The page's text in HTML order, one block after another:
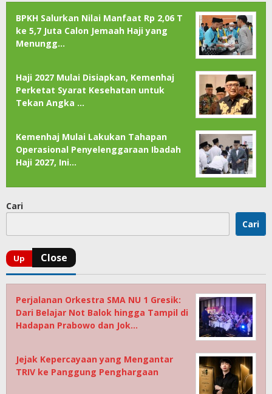
BPKH Salurkan Nilai Manfaat Rp 2,06 T
ke 5,7 Juta Calon Jemaah Haji yang
Menungg…
Haji 2027 Mulai Disiapkan, Kemenhaj
Perketat Syarat Kesehatan untuk
Tekan Angka …
Kemenhaj Mulai Lakukan Tahapan
Operasional Penyelenggaraan Ibadah
Haji 2027, Ini…
Cari
Cari
Perjalanan Orkestra SMA NU 1 Gresik:
Dari Belajar Not Balok hingga Tampil di
Hadapan Prabowo dan Jok…
Jejak Kepercayaan yang Mengantar
TRIV ke Panggung Penghargaan